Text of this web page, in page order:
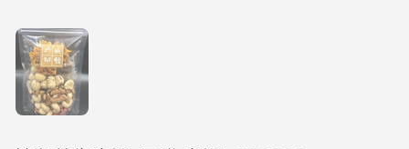
顯示投影片 1